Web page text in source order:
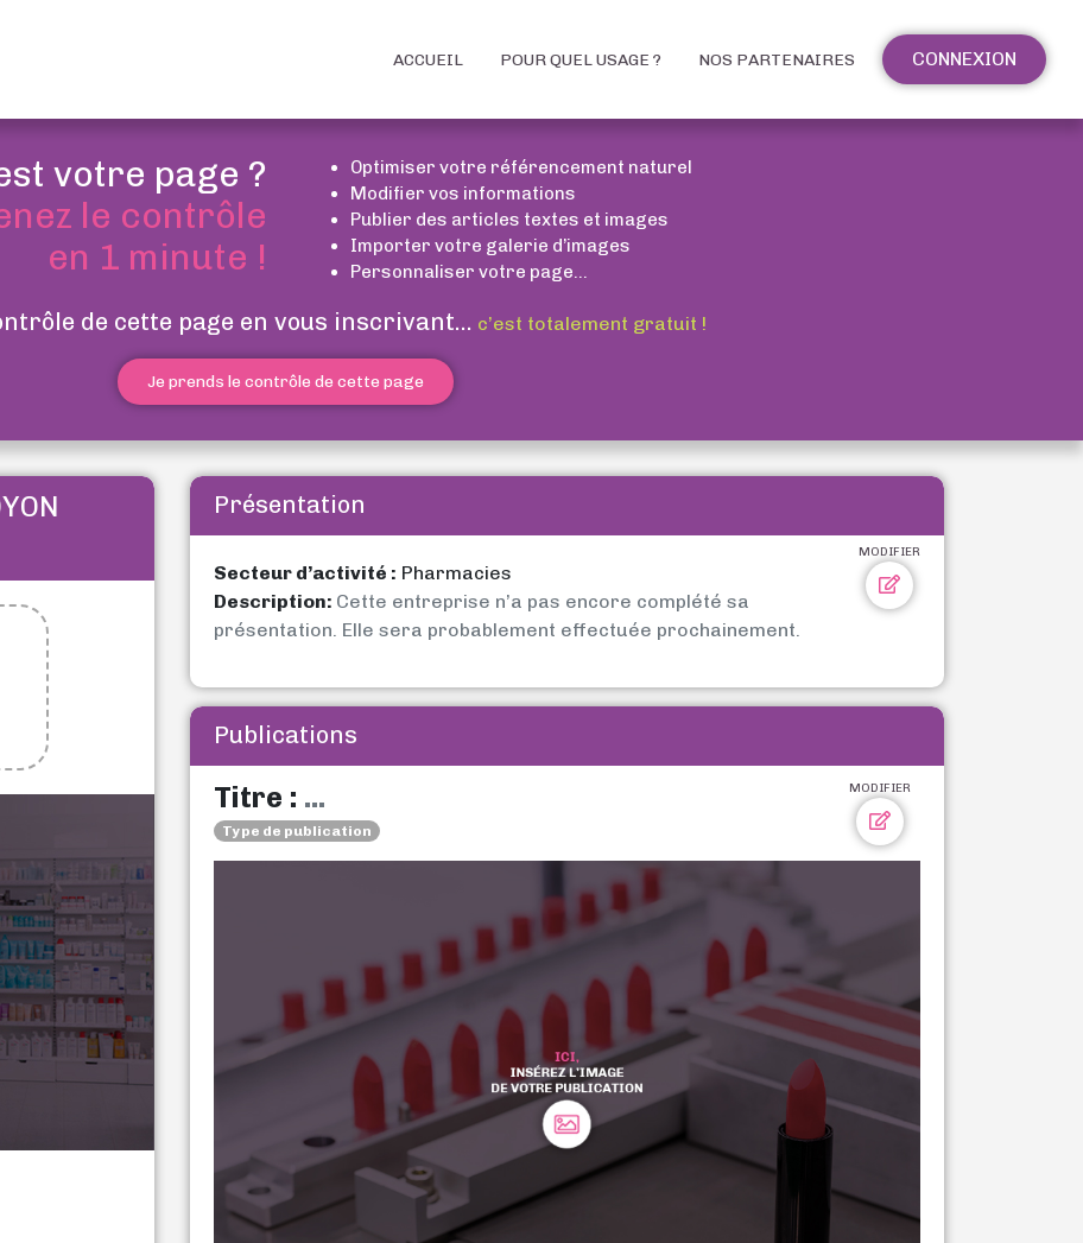
ACCUEIL POUR QUEL USAGE ? NOS PARTENAIRES CONNEXION
votre page ?
le contrôle
en 1 minute !
Optimiser votre référencement naturel
Modifier vos informations
Publier des articles textes et images
Importer votre galerie d’images
Personnaliser votre page...
de cette page en vous inscrivant... c’est totalement gratuit !
Je prends le contrôle de cette page
Présentation
MODIFIER
Secteur d’activité : Pharmacies
Description: Cette entreprise n’a pas encore complété sa
présentation. Elle sera probablement effectuée prochainement.
Publications
MODIFIER
Titre : ...
Type de publication